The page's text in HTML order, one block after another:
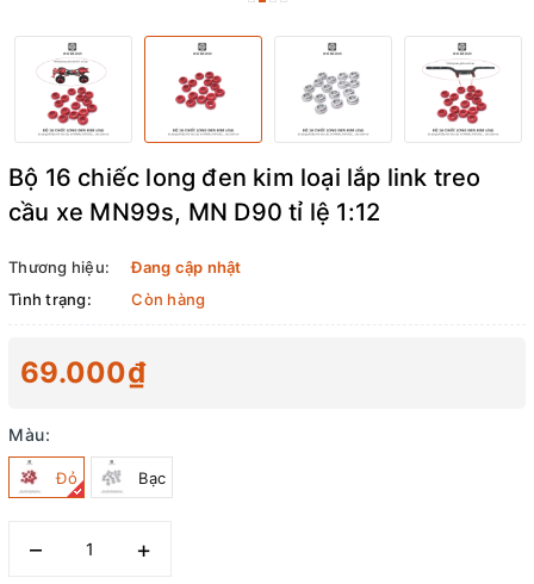
Bộ 16 chiếc long đen kim loại lắp link treo
cầu xe MN99s, MN D90 tỉ lệ 1:12
Thương hiệu:
Đang cập nhật
Tình trạng:
Còn hàng
69.000₫
Màu:
Đỏ Bạc
– +